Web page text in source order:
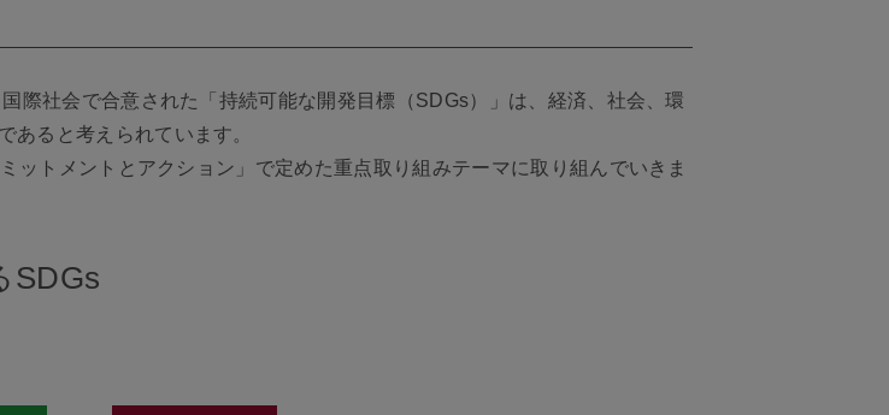
際社会で合意された「持続可能な開発目標（SDGs）」は、経済、社会、環
あると考えられています。
ットメントとアクション」で定めた重点取り組みテーマに取り組んでいきま
SDGs